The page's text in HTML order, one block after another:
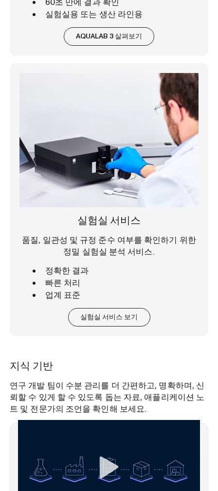
실험실용 또는 생산 라인용
AQUALAB 3 살펴보기
실험실 서비스
품질, 일관성 및 규정 준수 여부를 확인하기 위한
정밀 실험실 분석 서비스.
정확한 결과
빠른 처리
업계 표준
실험실 서비스 보기
지식 기반
연구 개발 팀이 수분 관리를 더 간편하고, 명확하며, 신
뢰할 수 있게 할 수 있도록 돕는 자료, 애플리케이션 노
트 및 전문가의 조언을 확인해 보세요.